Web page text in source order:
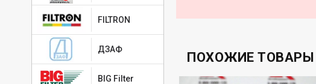
FILTRON
ДЗАФ
BIG Filter
ПОХОЖИЕ ТОВАРЫ